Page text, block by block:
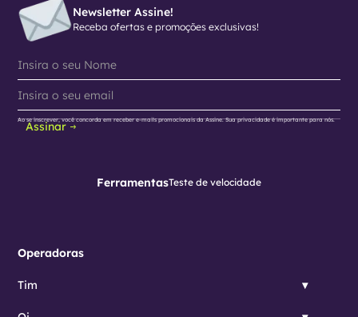
Newsletter Assine!
Receba ofertas e promoções exclusivas!
Assinar
Ao se inscrever, você concorda em receber e-mails promocionais da Assine. Sua privacidade é importante para nós.
FerramentasTeste de velocidade
Operadoras
Tim